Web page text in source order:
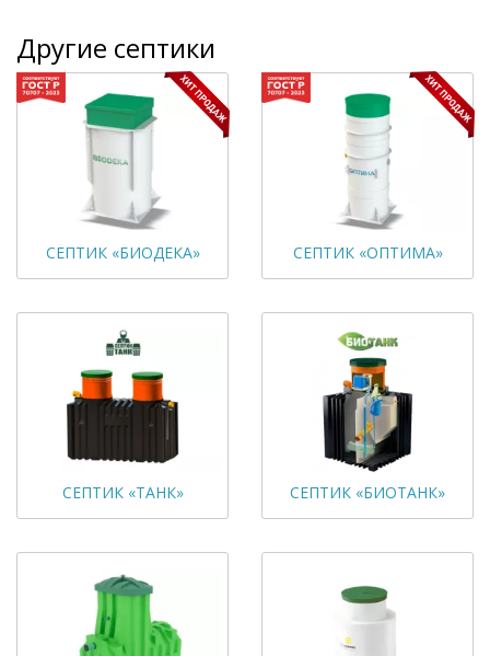
Другие септики
СЕПТИК «БИОДЕКА» СЕПТИК «ОПТИМА»
СЕПТИК «ТАНК» СЕПТИК «БИОТАНК»